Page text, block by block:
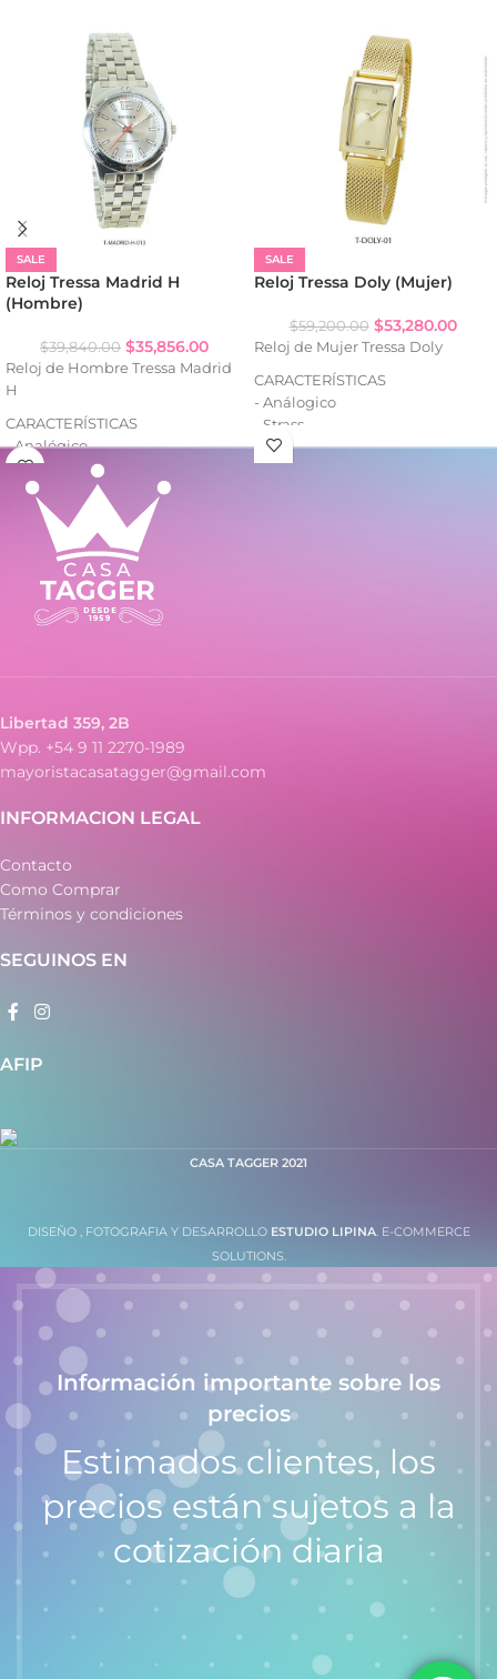
SALE
Reloj Tressa Madrid H
(Hombre)
$39,840.00 $35,856.00
Reloj de Hombre Tressa Madrid
H
CARACTERÍSTICAS
- Analógico
- Resistencia al agua: WR
- Caja de metal
- Malla de metal
SALE
Reloj Tressa Doly (Mujer)
$59,200.00 $53,280.00
Reloj de Mujer Tressa Doly
CARACTERÍSTICAS
- Análogico
- Strass
- Cuadrante decorado
Libertad 359, 2B
Wpp. +54 9 11 2270-1989
mayoristacasatagger@gmail.com
INFORMACION LEGAL
Contacto
Como Comprar
Términos y condiciones
SEGUINOS EN
AFIP
CASA TAGGER 2021
DISEÑO , FOTOGRAFIA Y DESARROLLO ESTUDIO LIPINA. E-COMMERCE
SOLUTIONS.
Información importante sobre los
precios
Estimados clientes, los
precios están sujetos a la
cotización diaria